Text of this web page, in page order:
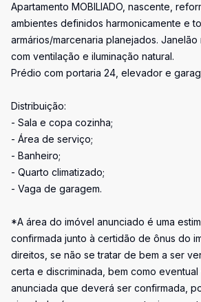
Apartamento MOBILIADO, nascente,
ambientes definidos harmonicamente e
armários/marcenaria planejados.
com ventilação e iluminação natural.
Prédio com portaria 24, elevador e
Distribuição:
- Sala e copa cozinha;
- Área de serviço;
- Banheiro;
- Quarto climatizado;
- Vaga de garagem.
*A área do imóvel anunciado é uma
confirmada junto à certidão de ônus do
direitos, se não se tratar de bem a ser
certa e discriminada, bem como
anunciada que deverá ser confirmada,